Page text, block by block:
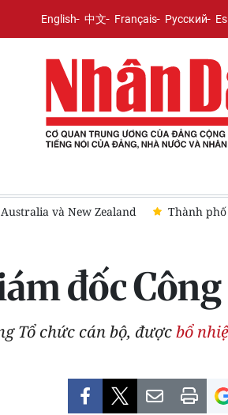
English 中文 Français Русский
Zealand Thành phố Hồ Chí
đốc
Tổ chức cán bộ, đượcbổ